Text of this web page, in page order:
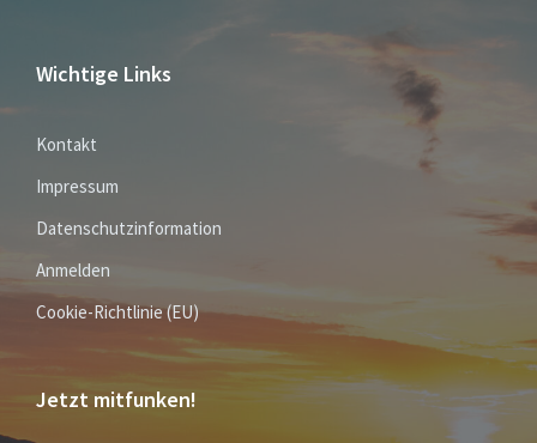
Wichtige Links
Kontakt
Impressum
Datenschutzinformation
Anmelden
Cookie-Richtlinie (EU)
Jetzt mitfunken!